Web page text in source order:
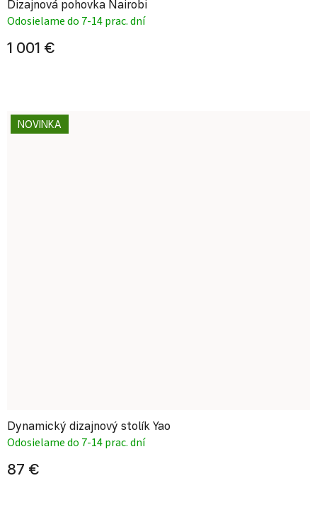
Dizajnová pohovka Nairobi
Odosielame do 7-14 prac. dní
1 001 €
NOVINKA
Dynamický dizajnový stolík Yao
Odosielame do 7-14 prac. dní
87 €